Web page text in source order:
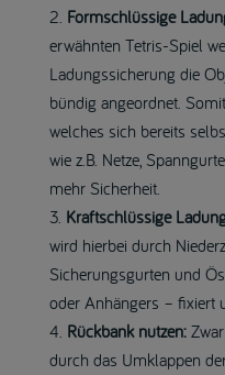
Formschlüssige
erwähnten Tetris-Spiel
Ladungssicherung die
bündig angeordnet.
welches sich bereits
wie z.B. Netze,
mehr Sicherheit.
Kraftschlüssige
wird hierbei durch
Sicherungsgurten und
oder Anhängers – fixiert
Rückbank nutzen:
durch das Umklappen